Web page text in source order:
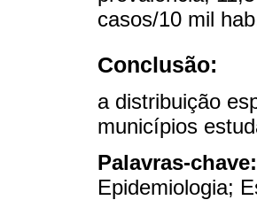
casos/10 mil
Conclusão:
a distribuição
municípios
Palavras-chave:
Epidemiologia;